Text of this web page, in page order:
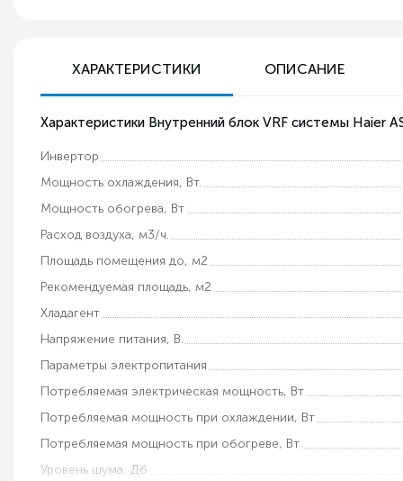
ХАРАКТЕРИСТИКИ ОПИСАНИЕ
Характеристики Внутренний блок VRF системы Haier
Инвертор
Мощность охлаждения, Вт.
Мощность обогрева, Вт
Расход воздуха, м3/ч.
Площадь помещения до, м2
Рекомендуемая площадь, м2
Хладагент
Напряжение питания, В.
Параметры электропитания
Потребляемая электрическая мощность, Вт
Потребляемая мощность при охлаждении, Вт
Потребляемая мощность при обогреве, Вт
Уровень шума, Дб